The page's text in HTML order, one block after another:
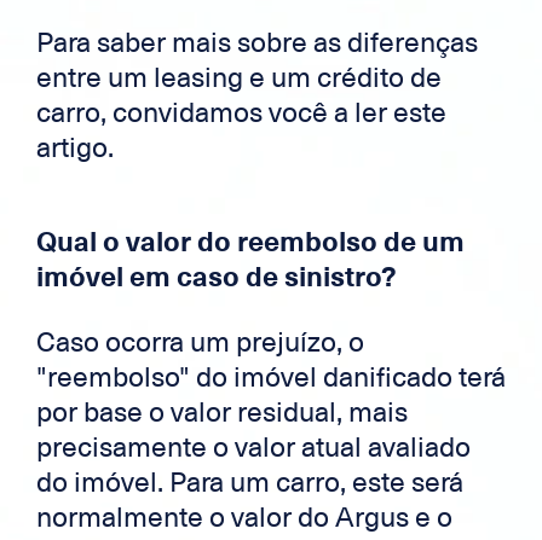
Para saber mais sobre as diferenças
entre um leasing e um crédito de
carro, convidamos você a ler este
artigo.
Qual o valor do reembolso de um
imóvel em caso de sinistro?
Caso ocorra um prejuízo, o
"reembolso" do imóvel danificado terá
por base o valor residual, mais
precisamente o valor atual avaliado
do imóvel. Para um carro, este será
normalmente o valor do Argus e o